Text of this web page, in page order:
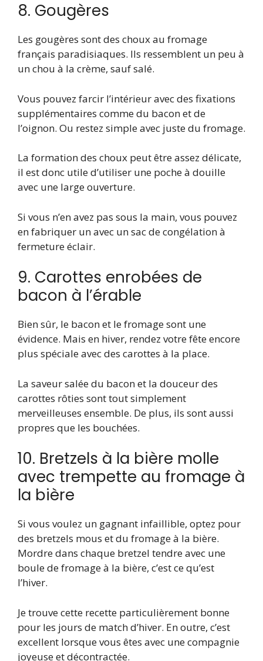
8. Gougères
Les gougères sont des choux au fromage
français paradisiaques. Ils ressemblent un peu à
un chou à la crème, sauf salé.
Vous pouvez farcir l’intérieur avec des fixations
supplémentaires comme du bacon et de
l’oignon. Ou restez simple avec juste du fromage.
La formation des choux peut être assez délicate,
il est donc utile d’utiliser une poche à douille
avec une large ouverture.
Si vous n’en avez pas sous la main, vous pouvez
en fabriquer un avec un sac de congélation à
fermeture éclair.
9. Carottes enrobées de
bacon à l’érable
Bien sûr, le bacon et le fromage sont une
évidence. Mais en hiver, rendez votre fête encore
plus spéciale avec des carottes à la place.
La saveur salée du bacon et la douceur des
carottes rôties sont tout simplement
merveilleuses ensemble. De plus, ils sont aussi
propres que les bouchées.
10. Bretzels à la bière molle
avec trempette au fromage à
la bière
Si vous voulez un gagnant infaillible, optez pour
des bretzels mous et du fromage à la bière.
Mordre dans chaque bretzel tendre avec une
boule de fromage à la bière, c’est ce qu’est
l’hiver.
Je trouve cette recette particulièrement bonne
pour les jours de match d’hiver. En outre, c’est
excellent lorsque vous êtes avec une compagnie
joyeuse et décontractée.